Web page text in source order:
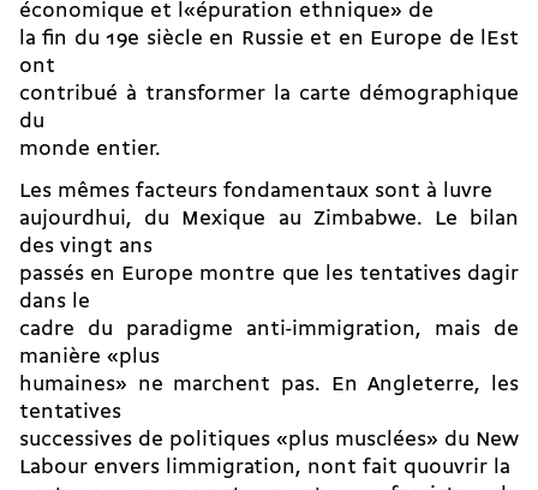
économique et l«épuration ethnique» de
la fin du 19e siècle en Russie et en Europe de lEst
ont
contribué à transformer la carte démographique
du
monde entier.
Les mêmes facteurs fondamentaux sont à luvre
aujourdhui, du Mexique au Zimbabwe. Le bilan
des vingt ans
passés en Europe montre que les tentatives dagir
dans le
cadre du paradigme anti-immigration, mais de
manière «plus
humaines» ne marchent pas. En Angleterre, les
tentatives
successives de politiques «plus musclées» du New
Labour envers limmigration, nont fait quouvrir la